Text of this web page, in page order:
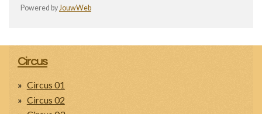
Powered by JouwWeb
Circus
Circus 01
Circus 02